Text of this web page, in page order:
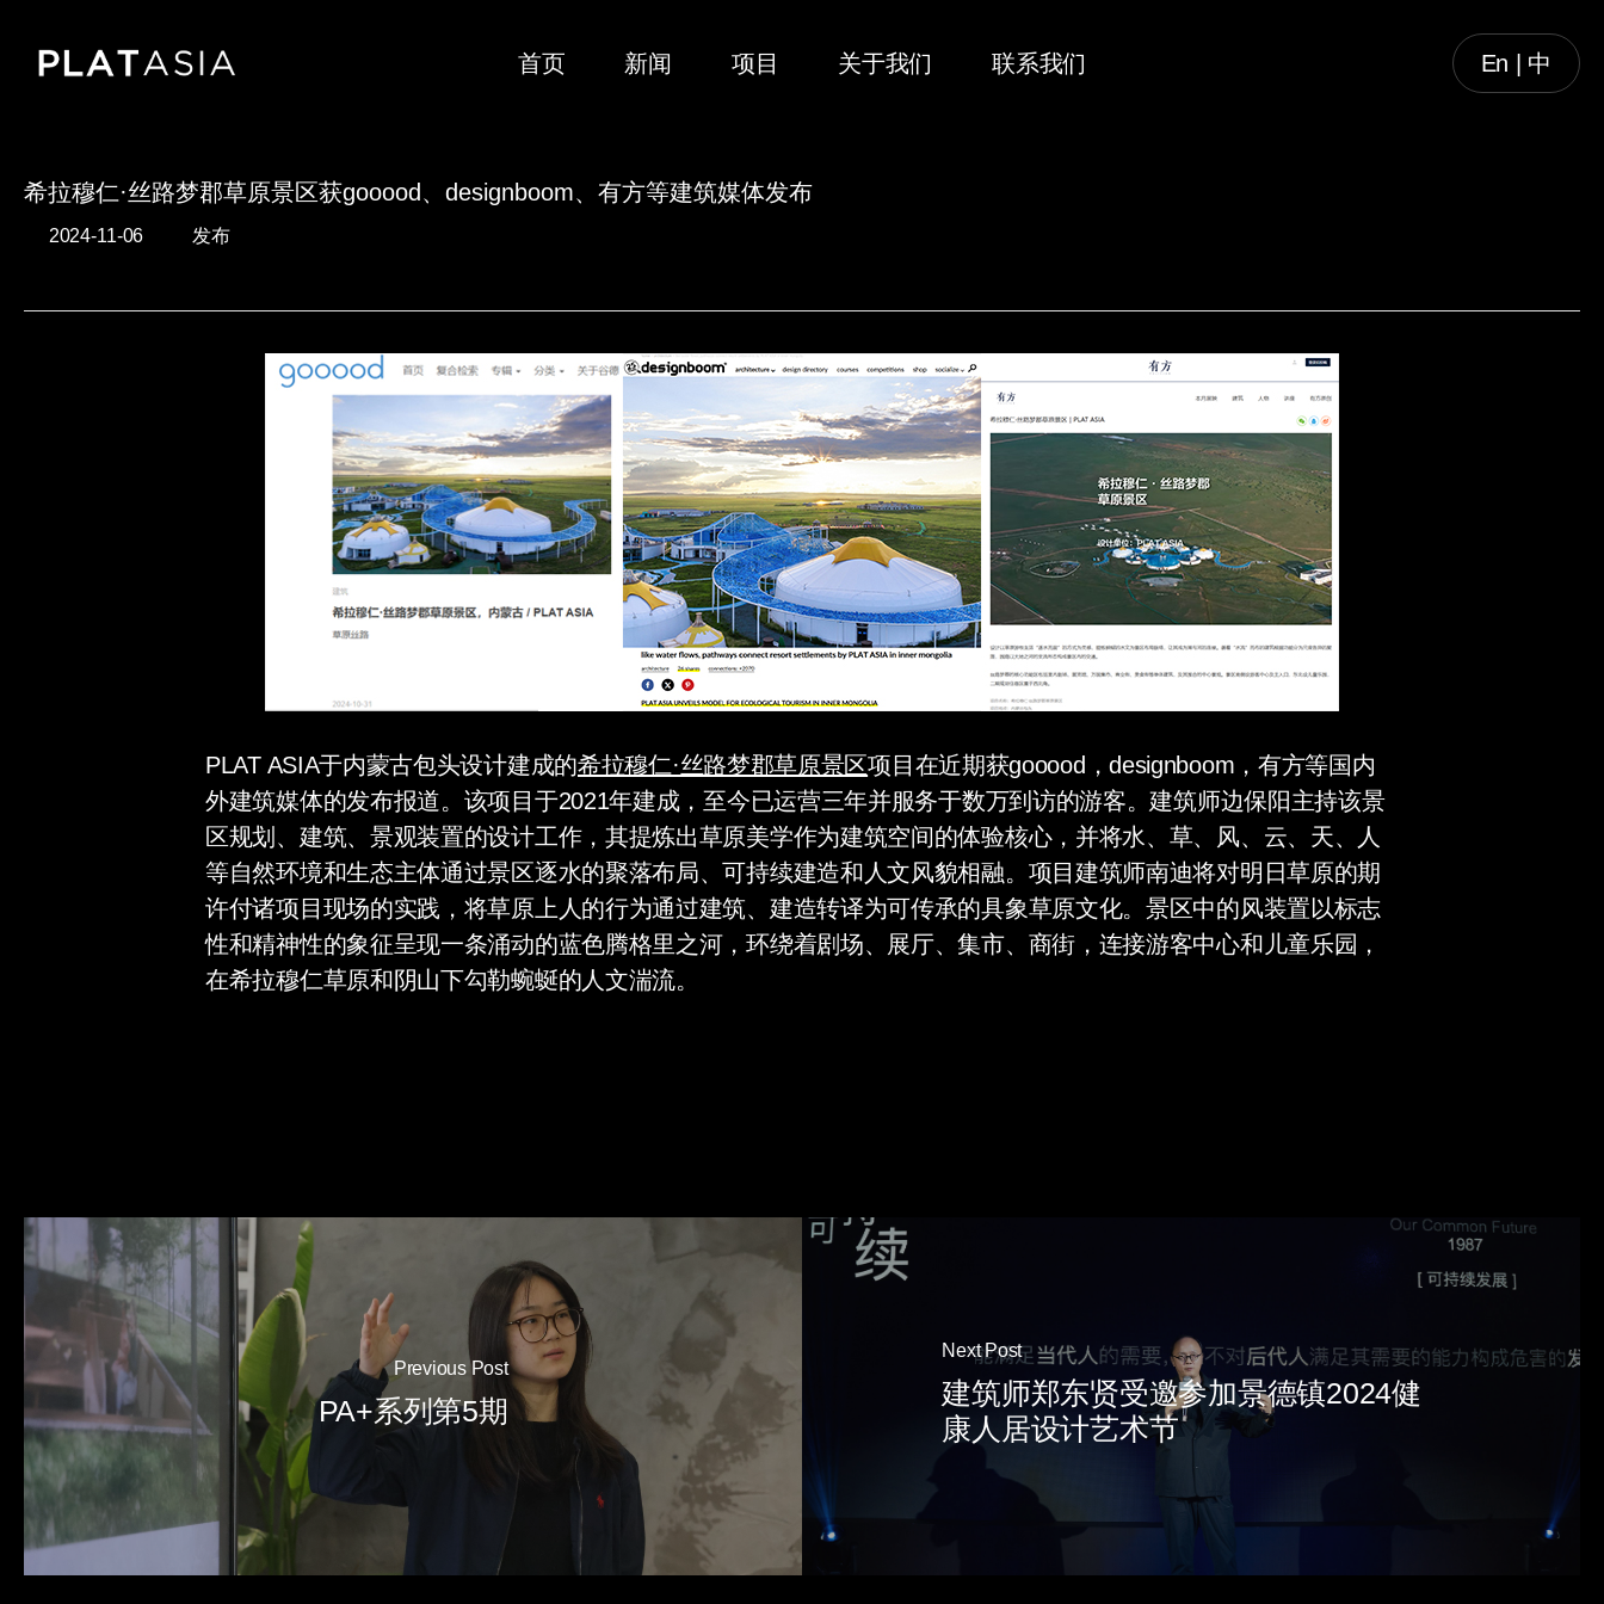
首页 新闻 项目 关于我们 联系我们 En | 中
希拉穆仁·丝路梦郡草原景区获gooood、designboom、有方等建筑媒体发布
2024-11-06 发布
PLAT ASIA于内蒙古包头设计建成的希拉穆仁·丝路梦郡草原景区项目在近期获gooood，designboom，有方等国内
外建筑媒体的发布报道。该项目于2021年建成，至今已运营三年并服务于数万到访的游客。建筑师边保阳主持该景
区规划、建筑、景观装置的设计工作，其提炼出草原美学作为建筑空间的体验核心，并将水、草、风、云、天、人
等自然环境和生态主体通过景区逐水的聚落布局、可持续建造和人文风貌相融。项目建筑师南迪将对明日草原的期
许付诸项目现场的实践，将草原上人的行为通过建筑、建造转译为可传承的具象草原文化。景区中的风装置以标志
性和精神性的象征呈现一条涌动的蓝色腾格里之河，环绕着剧场、展厅、集市、商街，连接游客中心和儿童乐园，
在希拉穆仁草原和阴山下勾勒蜿蜒的人文湍流。
Previous Post
PA+系列第5期
Next Post
建筑师郑东贤受邀参加景德镇2024健
康人居设计艺术节